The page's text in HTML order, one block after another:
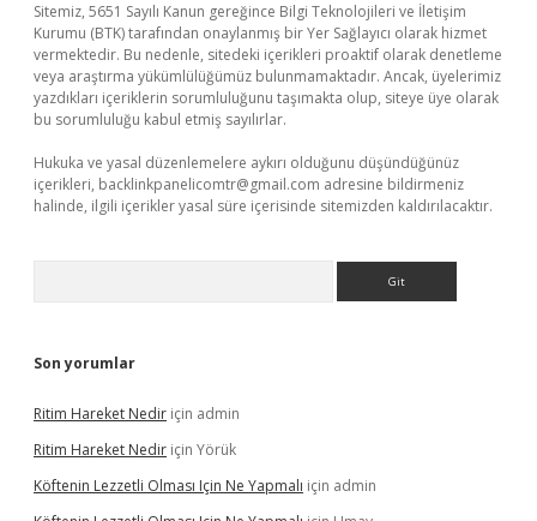
Sitemiz, 5651 Sayılı Kanun gereğince Bilgi Teknolojileri ve İletişim
Kurumu (BTK) tarafından onaylanmış bir Yer Sağlayıcı olarak hizmet
vermektedir. Bu nedenle, sitedeki içerikleri proaktif olarak denetleme
veya araştırma yükümlülüğümüz bulunmamaktadır. Ancak, üyelerimiz
yazdıkları içeriklerin sorumluluğunu taşımakta olup, siteye üye olarak
bu sorumluluğu kabul etmiş sayılırlar.
Hukuka ve yasal düzenlemelere aykırı olduğunu düşündüğünüz
içerikleri, backlinkpanelicomtr@gmail.com adresine bildirmeniz
halinde, ilgili içerikler yasal süre içerisinde sitemizden kaldırılacaktır.
Son yorumlar
Ritim Hareket Nedir için admin
Ritim Hareket Nedir için Yörük
Köftenin Lezzetli Olması Için Ne Yapmalı için admin